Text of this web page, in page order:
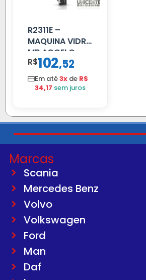
R2311E –
MAQUINA VIDRO
MB ACCELO
2002 ATE 2011
S/MOTOR LE
R$102,52
Em até3x de R$
34,17 sem juros
Marcas
Scania
Mercedes Benz
Volvo
Volkswagen
Ford
Man
Daf